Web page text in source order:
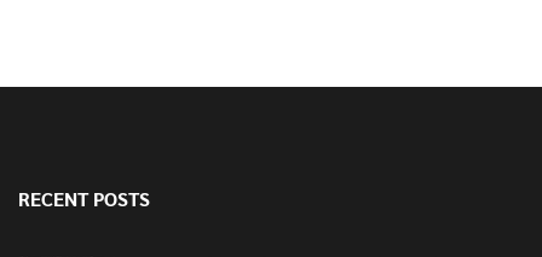
RECENT POSTS